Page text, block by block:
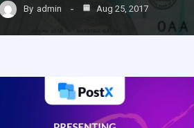
By admin Aug 25, 2017